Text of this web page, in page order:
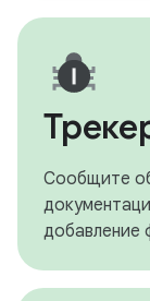
Сообщите
добавление